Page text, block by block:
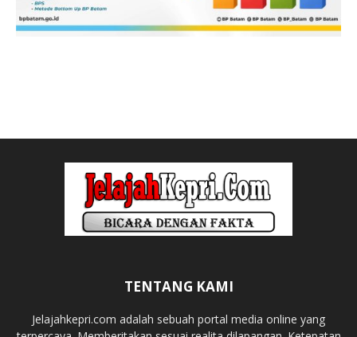
TENTANG KAMI
Jelajahkepri.com adalah sebuah portal media online yang